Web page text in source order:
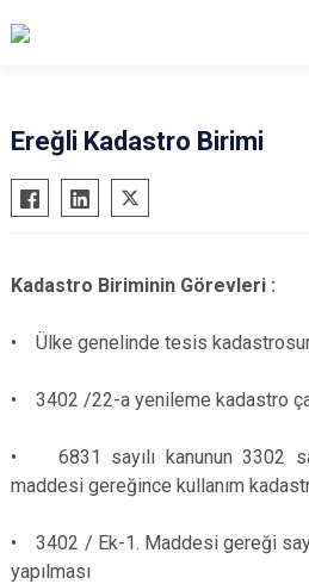
Ahırlı
Akören
Altınekin
Beyşehir
Çeltik
Cihanbeyli
Çumra
Derebucak
Güneysınır
Hadim
Hüyük
Kadınhanı
Karatay
Ereğli Kadastro Birimi
Kadastro Biriminin Görevleri :
• Ülke genelinde tesis
• 3402 /22-a yenileme kadastro
• 6831 sayılı kanunun 3302
maddesi gereğince kullanım
• 3402 / Ek-1. Maddesi gereği
yapılması